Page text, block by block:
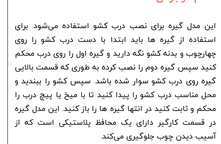
این مدل گیره برای نصب درب کشو استفاده می‌شود. برای
استفاده از گیره ها باید ابتدا با دست درب کشو را روی
چهارچوب و بدنه کشو نگه دارید و گیره اول را روی درب محکم
کنید سپس گیره دوم را نصب کرده به طوری که قسمت بالایی
گیره روی درب کشو سوار شده باشد. سپس کشو را ببندید و
محل مناسب درب کشو را پیدا کنید تا با میخ یا پیچ درب را
محکم و ثابت کنید در انتها گیره ها را باز کنید. این مدل گیره
در قسمت کارگیر دارای یک محافظ پلاستیکی است که از
آسیب دیدن چوب جلوگیری می‌کند.